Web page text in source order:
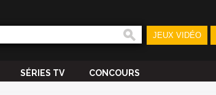
JEUX VIDÉO
SÉRIES TV CONCOURS